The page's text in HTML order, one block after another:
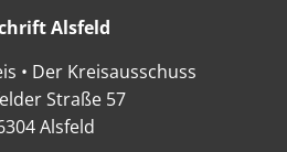
Alsfeld
• Der Kreisausschuss
Straße 57
Alsfeld